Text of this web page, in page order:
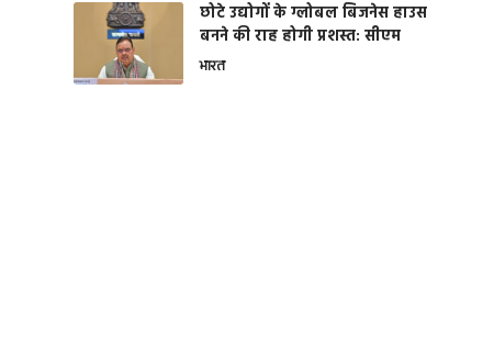
छोटे उद्योगों के ग्लोबल बिजनेस हाउस
बनने की राह होगी प्रशस्त: सीएम
भारत